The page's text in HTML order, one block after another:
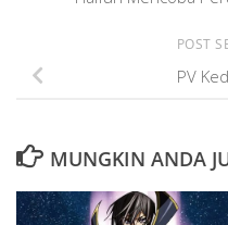
POST
PV
MUNGKIN ANDA